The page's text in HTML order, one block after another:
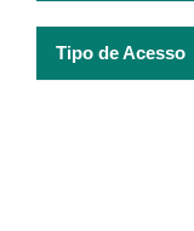
Tipo de Acesso